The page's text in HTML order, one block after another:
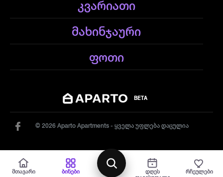
მთავარი ბინები
დღეს
რჩეულები
რუქა
კვარიათი
მახინჯაური
ფოთი
BETA
© 2026 Aparto Apartments - ყველა უფლება დაცულია